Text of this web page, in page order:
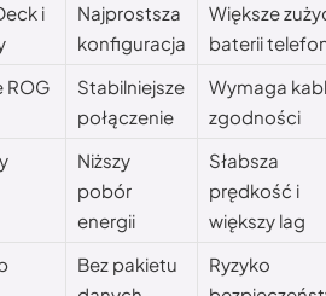
i
Najprostsza
konfiguracja
Większe
baterii
ROG
Stabilniejsze
połączenie
Wymaga
zgodności
Niższy
pobór
energii
Słabsza
prędkość i
większy lag
Bez pakietu
Ryzyko